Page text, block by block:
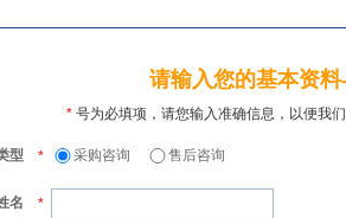
请输入您的基本资
* 号为必填项，请您输入准确信息，以便我
型 * 采购咨询 售后咨询
名 *